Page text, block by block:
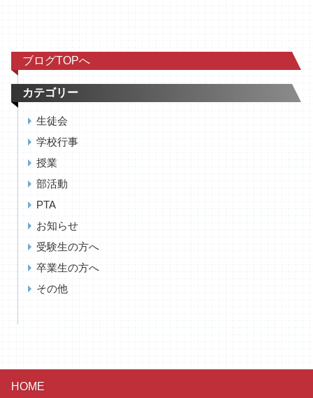
ブログTOPへ
カテゴリー
生徒会
学校行事
授業
部活動
PTA
お知らせ
受験生の方へ
卒業生の方へ
その他
HOME